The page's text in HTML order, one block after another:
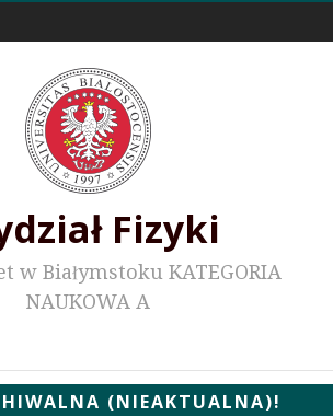
Fizyki
w Białymstoku KATEGORIA
NAUKOWA A
(NIEAKTUALNA)!